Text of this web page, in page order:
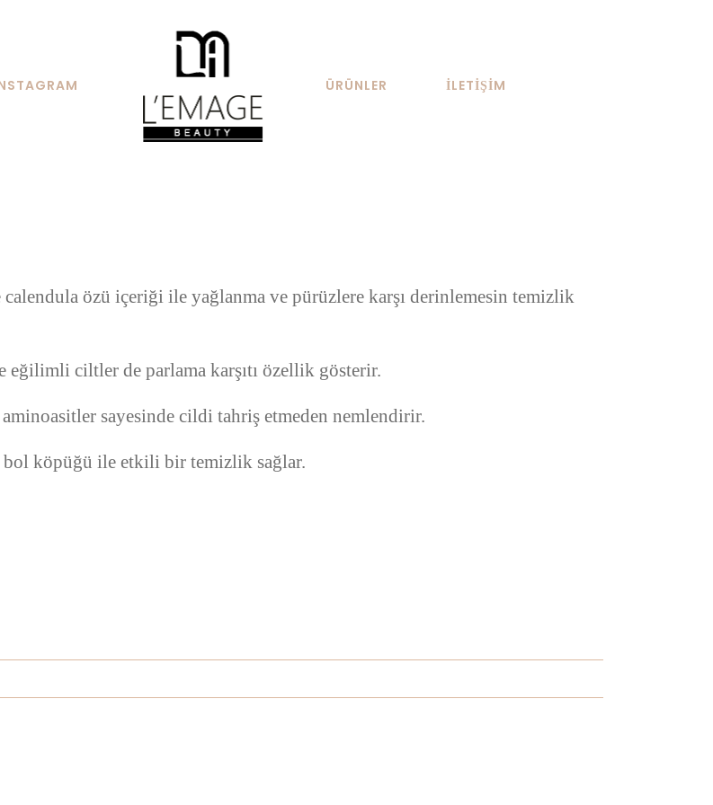
ÜRÜNLER İLETİŞİM
özü içeriği ile yağlanma ve pürüzlere karşı derinlemesin temizlik
eğilimli ciltler de parlama karşıtı özellik gösterir.
sayesinde cildi tahriş etmeden nemlendirir.
bol köpüğü ile etkili bir temizlik sağlar.